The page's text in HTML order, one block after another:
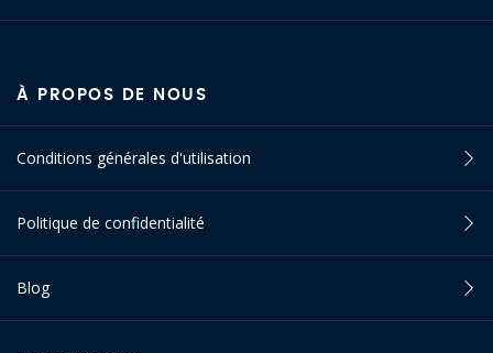
À PROPOS DE NOUS
Conditions générales d'utilisation
Politique de confidentialité
Blog